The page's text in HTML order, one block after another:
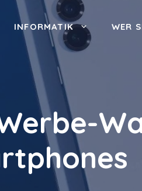
INFORMATIK WER